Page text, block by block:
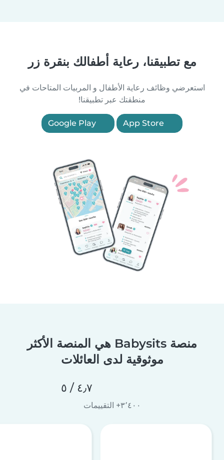
مع تطبيقنا، رعاية أطفالك بنقرة زر
استعرضي وظائف رعاية الأطفال و المربيات المتاحات في
منطقتك عبر تطبيقنا!
منصة Babysits هي المنصة الأكثر
موثوقية لدى العائلات
٤٫٧ / ٥
٣٬٤٠٠+ التقييمات